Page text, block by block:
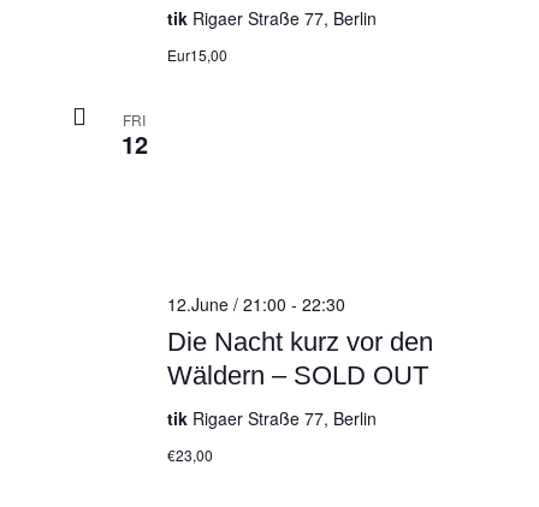
tik Rigaer Straße 77, Berlin
Eur15,00
FRI
12
Die Nacht kurz vor den
Wäldern – SOLD OUT
12.June / 21:00 - 22:30
tik Rigaer Straße 77, Berlin
€23,00